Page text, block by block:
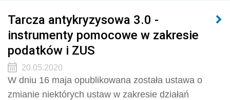
Tarcza antykryzysowa 3.0 -
instrumenty pomocowe w zakresie
podatków i ZUS
20.05.2020
W dniu 16 maja opublikowana została ustawa o
zmianie niektórych ustaw w zakresie działań